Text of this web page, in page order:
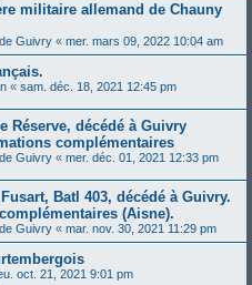
militaire allemand de Chauny
Guivry « mer. mars 09, 2022 10:04 am
« sam. déc. 18, 2021 12:45 pm
Réserve, décédé à Guivry
complémentaires
Guivry « mer. déc. 01, 2021 12:33 pm
Batl 403, décédé à Guivry.
(Aisne).
Guivry « mar. nov. 30, 2021 11:29 pm
oct. 21, 2021 9:01 pm